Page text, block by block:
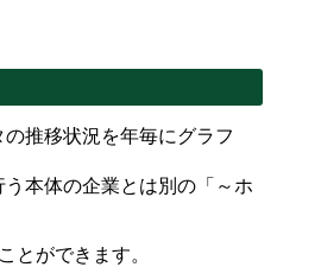
推移状況を年毎にグラフ
本体の企業とは別の「～ホ
とができます。